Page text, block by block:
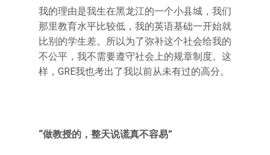
我的理由是我生在黑龙江的一个小县城，我们
那里教育水平比较低，我的英语基础一开始就
比别的学生差。所以为了弥补这个社会给我的
不公平，我不需要遵守社会上的规章制度。这
样，GRE我也考出了我以前从未有过的高分。
“做教授的，整天说谎真不容易”